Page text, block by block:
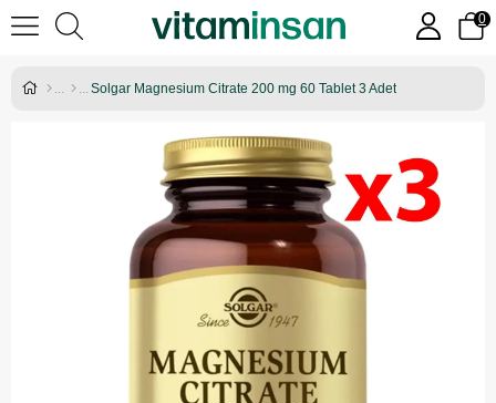
0
Solgar Magnesium Citrate 200 mg 60 Tablet 3 Adet